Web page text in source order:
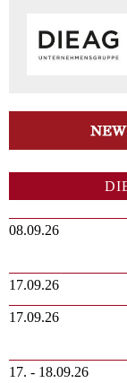
08.09.26
17.09.26
17.09.26
17. - 18.09.26